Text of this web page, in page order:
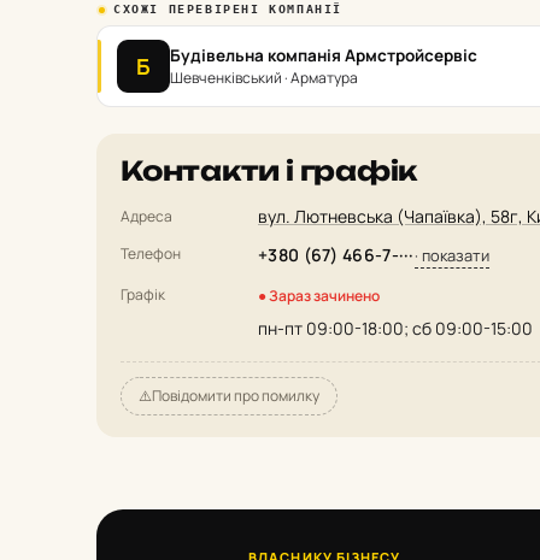
СХОЖІ ПЕРЕВІРЕНІ КОМПАНІЇ
Б Будівельна компанія Армстройсервіс
Шевченківський · Арматура
Контакти і графік
Адреса вул. Лютневська (Чапаївка), 58г,
Телефон +380 (67) 466-7-···· показати
Графік ● Зараз зачинено
пн-пт 09:00-18:00; сб 09:00-15:00
⚠️Повідомити про помилку